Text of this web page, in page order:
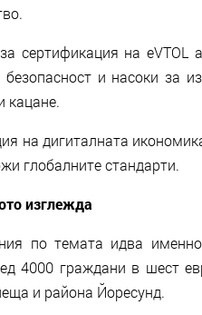
сертификация на eVTOL
и насоки за
кацане.
на дигиталната
глобалните стандарти.
изглежда
по темата идва
4000 граждани в шест
и района Йоресунд.